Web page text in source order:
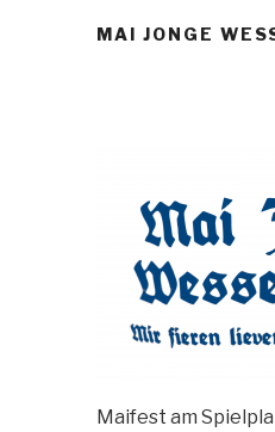
MAI JONGE
Maifest am